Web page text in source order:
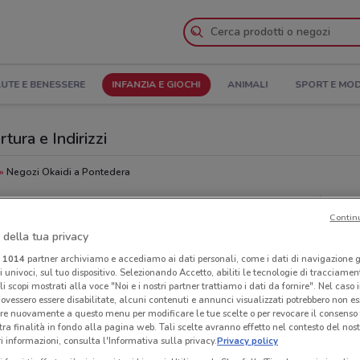
E BENESSERE INFANZIA E GIOCHI ANIMALI SPORT E
e Indirizzi
Negozi Okaidi a Pontedera
della tua privacy
1014partner archiviamo e accediamo ai dati personali, come i dati di navigazione
sul tuo dispositivo. Selezionando Accetto, abiliti le tecnologie di
scopi mostrati alla voce "Noi e i nostri partner trattiamo i dati da fornire". Nel caso
essere disabilitate, alcuni contenuti e annunci visualizzati potrebbero non
nuovamente a questo menu per modificare le tue scelte o per revocare il
finalità in fondo alla pagina web. Tali scelte avranno effetto nel contesto del
informazioni, consulta l'Informativa sulla privacy.Privacy policy